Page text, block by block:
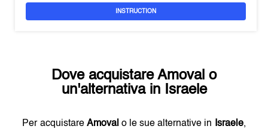
INSTRUCTION
Dove acquistare Amoval o
un'alternativa in Israele
Per acquistare Amoval o le sue alternative in Israele,